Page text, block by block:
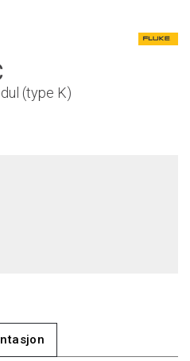
(type K)